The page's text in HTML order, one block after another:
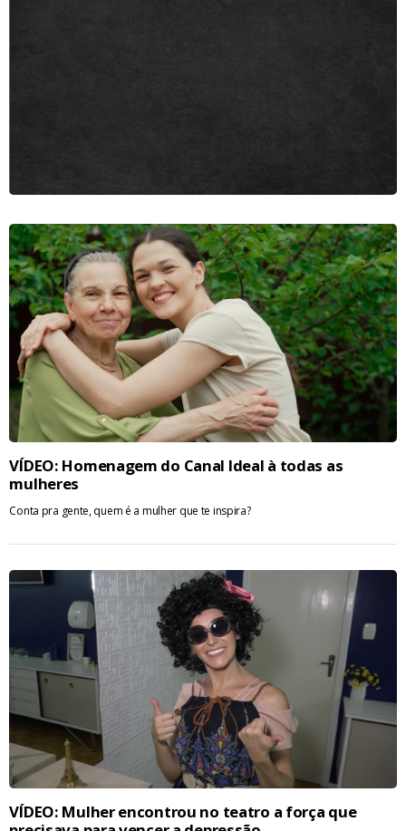
VÍDEO: Homenagem do Canal Ideal à todas as
mulheres
Conta pra gente, quem é a mulher que te inspira?
VÍDEO: Mulher encontrou no teatro a força que